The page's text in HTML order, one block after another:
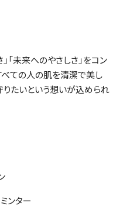
「未来へのやさしさ」をコン
べての人の肌を清潔で美し
りたいという想いが込められ
ンター